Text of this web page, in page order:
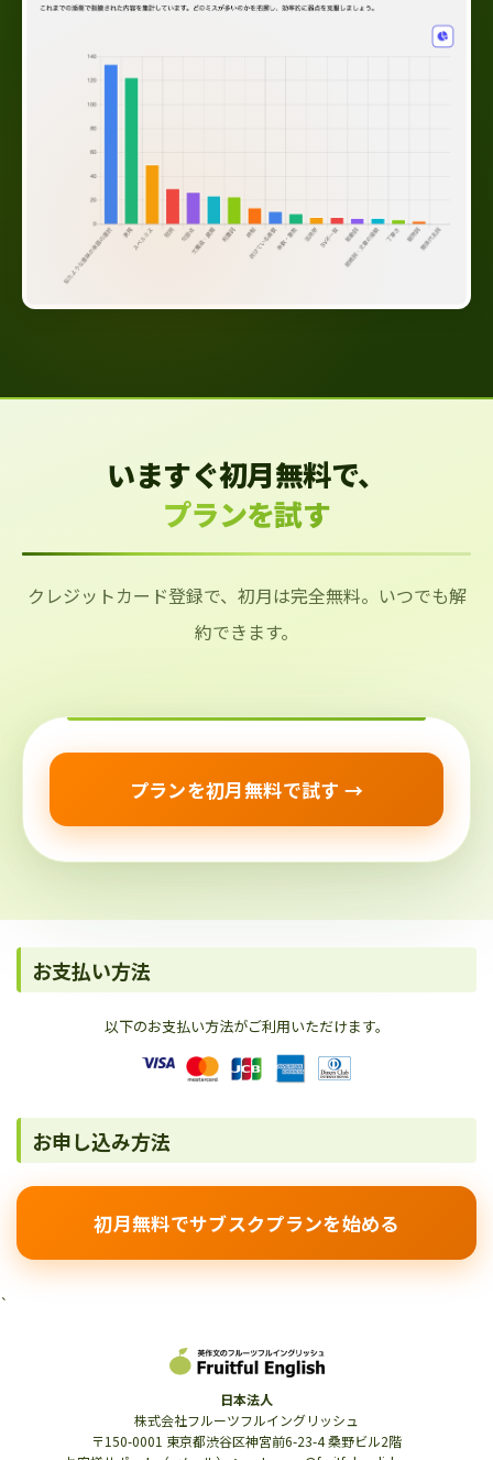
いますぐ初月無料で、
プランを試す
クレジットカード登録で、初月は完全無料。いつでも解
約できます。
プランを初月無料で試す →
お支払い方法
以下のお支払い方法がご利用いただけます。
お申し込み方法
初月無料でサブスクプランを始める
`
日本法人
株式会社フルーツフルイングリッシュ
〒150-0001 東京都渋谷区神宮前6-23-4 桑野ビル2階